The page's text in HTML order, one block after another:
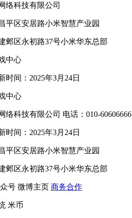
络科技有限公司
平区安居路小米智慧产业园
邺区永初路37号小米华东总部
中心
时间：2025年3月24日
中心
络科技有限公司 电话：010-60606666
时间：2025年3月24日
平区安居路小米智慧产业园
邺区永初路37号小米华东总部
号 微博主页 商务合作
米币